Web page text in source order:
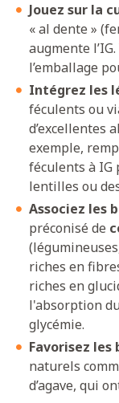
Jouez sur la
« al dente »
augmente
l’emballage
Intégrez les
féculents ou
d’excellentes
exemple,
féculents à IG
lentilles ou
Associez les
préconisé de
riches en
riches en
l'absorption
glycémie.
Favorisez les
naturels
d’agave, qui